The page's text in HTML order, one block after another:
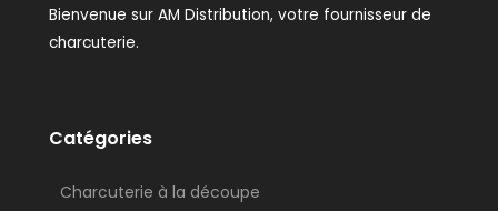
Bienvenue sur AM Distribution, votre fournisseur de
charcuterie.
Catégories
Charcuterie à la découpe